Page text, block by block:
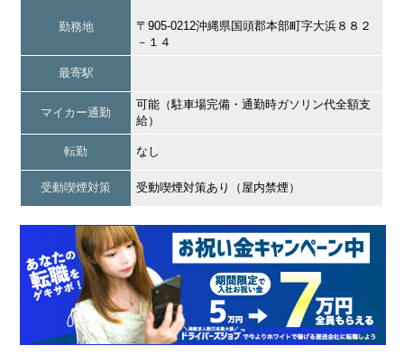
勤務地
〒905-0212沖縄県国頭郡本部町字大浜８８２
－１４
最寄駅
マイカー通勤
可能（駐車場完備・通勤時ガソリン代全額支
給）
転勤 なし
受動喫煙対策 受動喫煙対策あり（屋内禁煙）